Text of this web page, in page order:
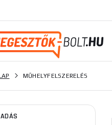
MŰHELYFELSZERELÉS